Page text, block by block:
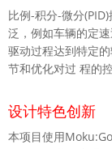
比例-积分-微分
泛，例如车辆的定
驱动过程达到特定
节和优化对过 程的控
设计特色创新
本项目使用